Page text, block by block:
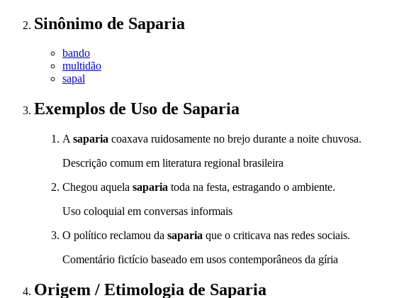
Sinônimo de Saparia
bando
multidão
sapal
Exemplos de Uso de Saparia
A saparia coaxava ruidosamente no brejo durante a noite chuvosa.
Descrição comum em literatura regional brasileira
Chegou aquela saparia toda na festa, estragando o ambiente.
Uso coloquial em conversas informais
O político reclamou da saparia que o criticava nas redes sociais.
Comentário fictício baseado em usos contemporâneos da gíria
Origem / Etimologia de Saparia